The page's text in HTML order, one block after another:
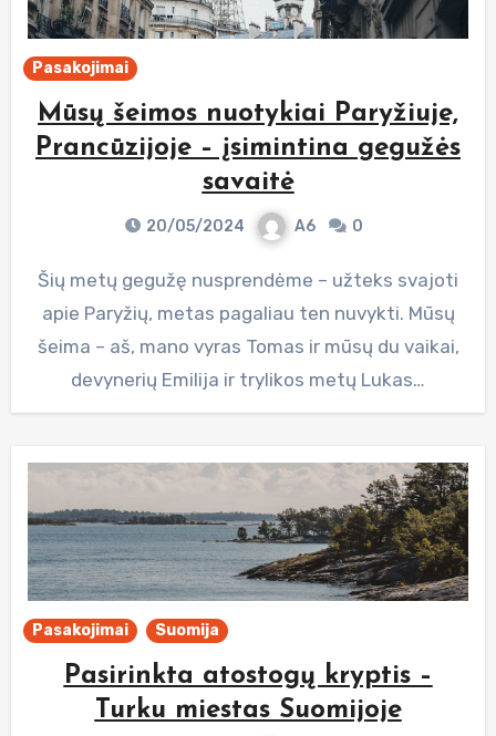
Pasakojimai
Mūsų šeimos nuotykiai Paryžiuje,
Prancūzijoje – įsimintina gegužės
savaitė
20/05/2024 A6 0
Šių metų gegužę nusprendėme – užteks svajoti
apie Paryžių, metas pagaliau ten nuvykti. Mūsų
šeima – aš, mano vyras Tomas ir mūsų du vaikai,
devynerių Emilija ir trylikos metų Lukas…
Pasakojimai Suomija
Pasirinkta atostogų kryptis –
Turku miestas Suomijoje